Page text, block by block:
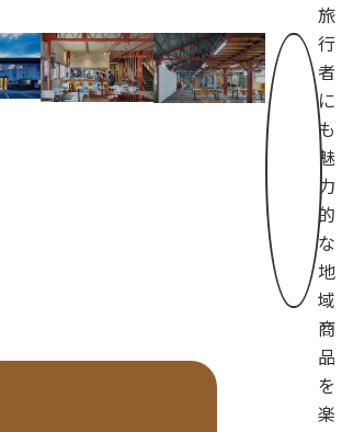
旅
行
者
に
も
魅
力
的
な
地
域
商
品
を
楽